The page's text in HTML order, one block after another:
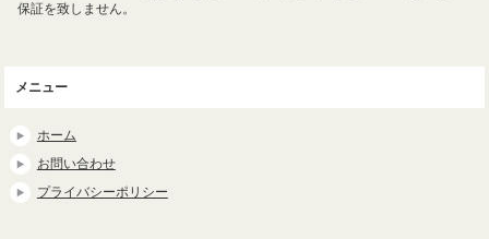
保証を致しません。
メニュー
ホーム
お問い合わせ
プライバシーポリシー